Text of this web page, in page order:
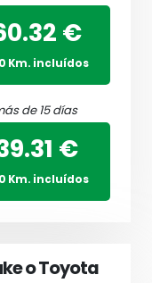
€
Km. incluídos
de 15 días
€
Km. incluídos
o Toyota